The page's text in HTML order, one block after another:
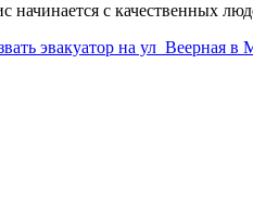
начинается с качественных
эвакуатор на ул Веерная в